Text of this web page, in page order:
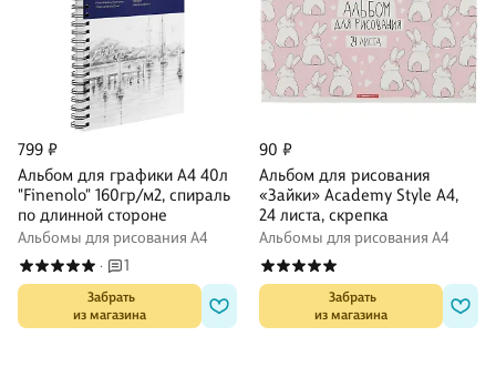
799 ₽
Альбом для графики А4 40л
"Finenolo" 160гр/м2, спираль
по длинной стороне
Альбомы для рисования А4
· 1
Забрать
из магазина
90 ₽
Альбом для рисования
«Зайки» Academy Style А4,
24 листа, скрепка
Альбомы для рисования А4
Забрать
из магазина